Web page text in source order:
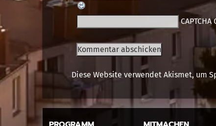
CAPTCHA
Diese Website verwendet Akismet, um